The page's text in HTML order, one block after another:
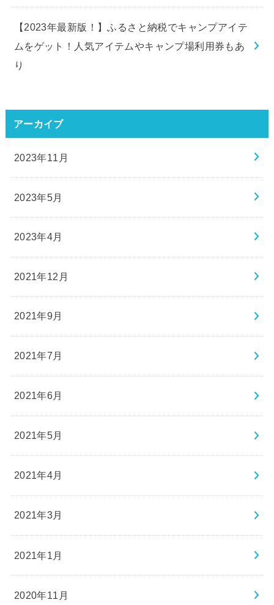
【2023年最新版！】ふるさと納税でキャンプアイテ
ムをゲット！人気アイテムやキャンプ場利用券もあ
り
アーカイブ
2023年11月
2023年5月
2023年4月
2021年12月
2021年9月
2021年7月
2021年6月
2021年5月
2021年4月
2021年3月
2021年1月
2020年11月